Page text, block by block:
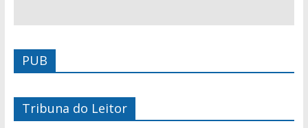
PUB
Tribuna do Leitor